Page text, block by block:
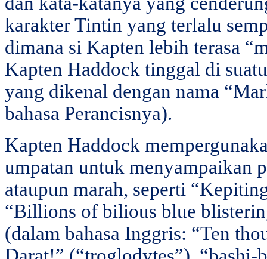
karakter Tintin yang terlalu
dimana si Kapten lebih terasa
Kapten Haddock tinggal di
yang dikenal dengan nama
bahasa Perancisnya).
Kapten Haddock
umpatan untuk menyampaikan
ataupun marah, seperti
“Billions of bilious blue
(dalam bahasa Inggris: “Ten